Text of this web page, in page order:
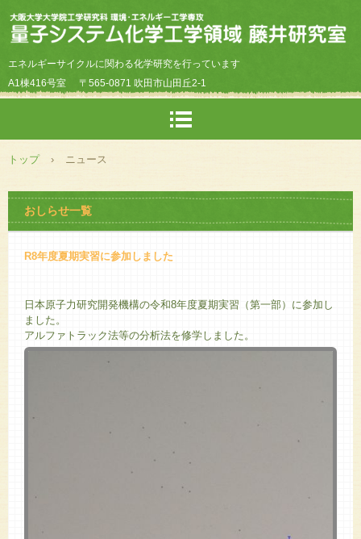
エネルギーサイクルに関わる化学研究を行っています
A1棟416号室
〒565-0871 吹田市山田丘2-1
トップ › ニュース
おしらせ一覧
R8年度夏期実習に参加しました
日本原子力研究開発機構の令和8年度夏期実習（第一部）に参加し
ました。
アルファトラック法等の分析法を修学しました。